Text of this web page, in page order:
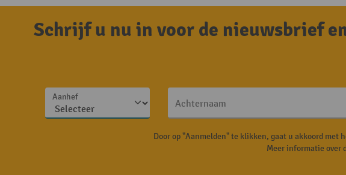
Schrijf u nu in voor de nieuwsbrief
Aanhef
Achternaam
Door op "Aanmelden" te klikken, gaat u akkoord met
Meer informatie over